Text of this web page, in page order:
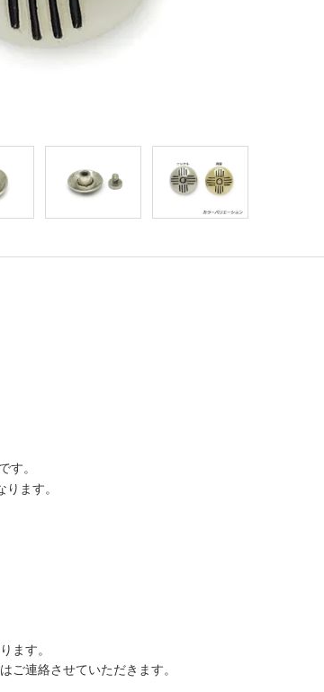
す。
ます。
ます。
連絡させていただきます。